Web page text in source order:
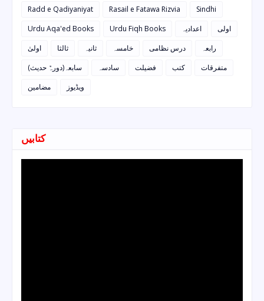
Radd e Qadiyaniyat
Rasail e Fatawa Rizvia
Sindhi
Urdu Aqa'ed Books
Urdu Fiqh Books اعدادیہ
اولی
اولیٰ
ثالثا ثانیہ خامسہ درس نظامی
رابعہ
سابعہ(دورہٌ حدیث)
سادسہ فضیلت کتب
متفرقات
مضامین
ویڈیوز
کتابیں